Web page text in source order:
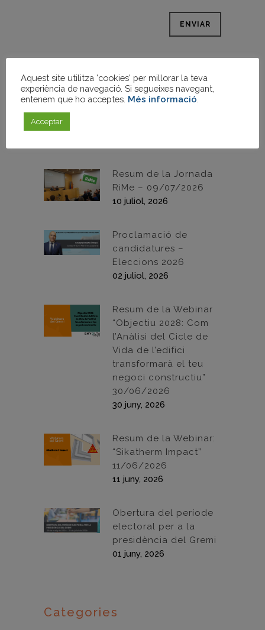
Josep Antoni Martínez
Zaplana reelegit
Resum de la Jornada
RiMe – 09/07/2026
10 juliol, 2026
Proclamació de
candidatures –
Eleccions 2026
02 juliol, 2026
Resum de la Webinar
“Objectiu 2028: Com
l’Anàlisi del Cicle de
Vida de l’edifici
transformarà el teu
negoci constructiu”
30/06/2026
30 juny, 2026
Resum de la Webinar:
“Sikatherm Impact”
11/06/2026
11 juny, 2026
Obertura del període
electoral per a la
presidència del Gremi
01 juny, 2026
Categories
Aquest site utilitza 'cookies' per millorar la teva
experiència de navegació. Si segueixes navegant,
entenem que ho acceptes. Més informació
Acceptar